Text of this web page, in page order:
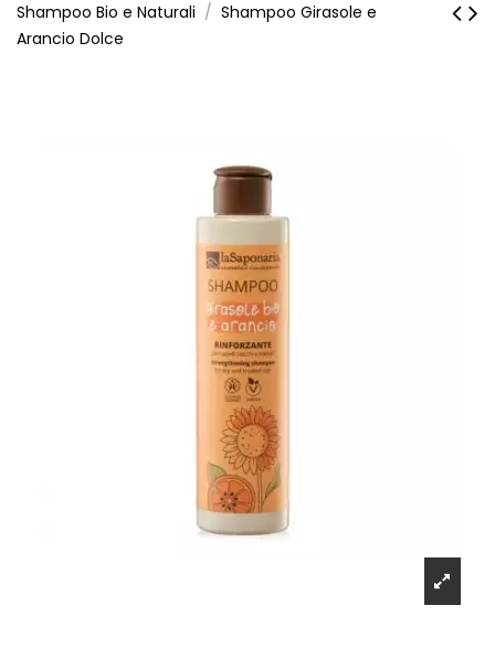
Shampoo Bio e Naturali
Shampoo Girasole e
Arancio Dolce